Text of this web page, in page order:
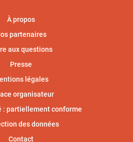
À propos
partenaires
aux questions
Presse
légales
organisateur
: partiellement conforme
des données
Contact